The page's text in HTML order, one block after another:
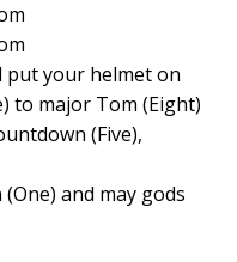
put your helmet on
to major Tom (Eight)
(Five),
and may gods